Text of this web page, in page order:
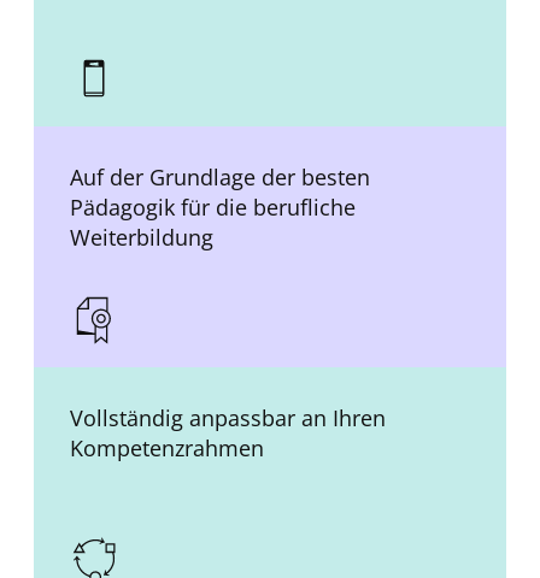
Auf der Grundlage der besten
Pädagogik für die berufliche
Weiterbildung
Vollständig anpassbar an Ihren
Kompetenzrahmen